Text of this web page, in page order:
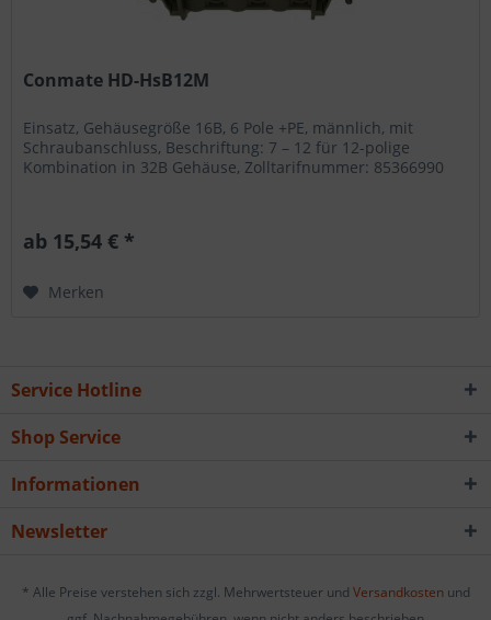
Conmate HD-HsB12M
Einsatz, Gehäusegröße 16B, 6 Pole +PE, männlich, mit
Schraubanschluss, Beschriftung: 7 – 12 für 12-polige
Kombination in 32B Gehäuse, Zolltarifnummer: 85366990
ab 15,54 € *
Merken
Service Hotline
Shop Service
Informationen
Newsletter
* Alle Preise verstehen sich zzgl. Mehrwertsteuer und Versandkostenund